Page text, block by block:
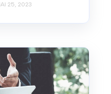
25, 2023